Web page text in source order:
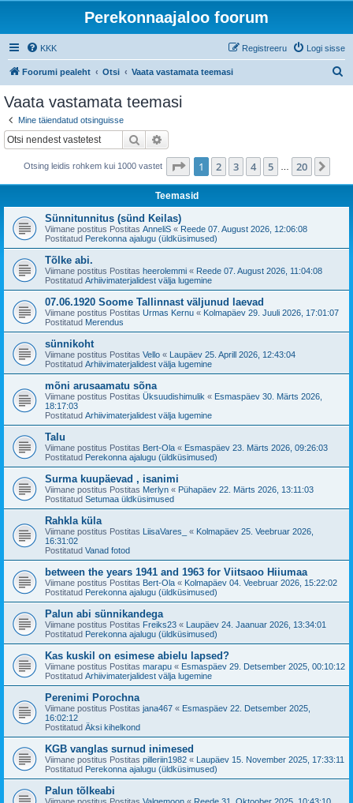
Perekonnaajaloo foorum
KKK Logi sisse
Registreeru
Foorumi pealeht Otsi Vaata vastamata teemasi
Vaata vastamata teemasi
Mine täiendatud otsinguisse
Otsi
Otsing leidis rohkem kui 1000 vastet 1 . leht20 -st
1 2 3 4 5 20
Teemasid
Sünnitunnitus (sünd Keilas)
Viimane postitus Postitas AnneliS « Reede 07. August 2026, 12:06:08
Postitatud Perekonna ajalugu (üldküsimused)
Tõlke abi.
Viimane postitus Postitas heerolemmi « Reede 07. August 2026, 11:04:08
Postitatud Arhiivimaterjalidest välja lugemine
07.06.1920 Soome Tallinnast väljunud laevad
Viimane postitus Postitas Urmas Kernu « Kolmapäev 29. Juuli 2026, 17:01:07
Postitatud Merendus
sünnikoht
Viimane postitus Postitas Vello « Laupäev 25. Aprill 2026, 12:43:04
Postitatud Arhiivimaterjalidest välja lugemine
mõni arusaamatu sõna
Viimane postitus Postitas Üksuudishimulik « Esmaspäev 30. Märts 2026,
18:17:03
Postitatud Arhiivimaterjalidest välja lugemine
Talu
Viimane postitus Postitas Bert-Ola « Esmaspäev 23. Märts 2026, 09:26:03
Postitatud Perekonna ajalugu (üldküsimused)
Surma kuupäevad , isanimi
Viimane postitus Postitas Merlyn « Pühapäev 22. Märts 2026, 13:11:03
Postitatud Setumaa üldküsimused
Rahkla küla
Viimane postitus Postitas LiisaVares_ « Kolmapäev 25. Veebruar 2026,
16:31:02
Postitatud Vanad fotod
between the years 1941 and 1963 for Viitsaoo Hiiumaa
Viimane postitus Postitas Bert-Ola « Kolmapäev 04. Veebruar 2026, 15:22:02
Postitatud Perekonna ajalugu (üldküsimused)
Palun abi sünnikandega
Viimane postitus Postitas Freiks23 « Laupäev 24. Jaanuar 2026, 13:34:01
Postitatud Perekonna ajalugu (üldküsimused)
Kas kuskil on esimese abielu lapsed?
Viimane postitus Postitas marapu « Esmaspäev 29. Detsember 2025, 00:10:12
Postitatud Arhiivimaterjalidest välja lugemine
Perenimi Porochna
Viimane postitus Postitas jana467 « Esmaspäev 22. Detsember 2025,
16:02:12
Postitatud Äksi kihelkond
KGB vanglas surnud inimesed
Viimane postitus Postitas pilleriin1982 « Laupäev 15. November 2025, 17:33:11
Postitatud Perekonna ajalugu (üldküsimused)
Palun tõlkeabi
Viimane postitus Postitas Valgemoon « Reede 31. Oktoober 2025, 10:43:10